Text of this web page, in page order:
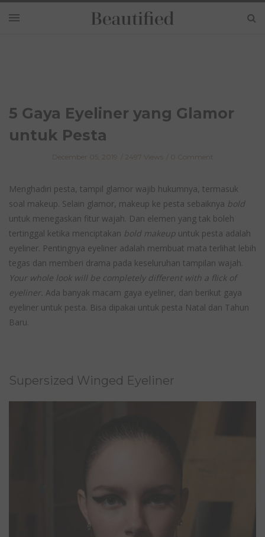
5 Gaya Eyeliner yang Glamor
untuk Pesta
December 05, 2019 2497 Views 0 Comment
Menghadiri pesta, tampil glamor wajib hukumnya, termasuk
soal makeup. Selain glamor, makeup ke pesta sebaiknya bold
untuk menegaskan fitur wajah. Dan elemen yang tak boleh
tertinggal ketika menciptakan bold makeup untuk pesta adalah
eyeliner. Pentingnya eyeliner adalah membuat mata terlihat lebih
tegas dan memberi drama pada keseluruhan tampilan wajah.
Your whole look will be completely different with a flick of
eyeliner. Ada banyak macam gaya eyeliner, dan berikut gaya
eyeliner untuk pesta. Bisa dipakai untuk pesta Natal dan Tahun
Baru.
Supersized Winged Eyeliner